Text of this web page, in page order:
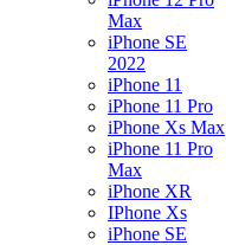
Max
iPhone SE
2022
iPhone 11
iPhone 11 Pro
iPhone Xs Max
iPhone 11 Pro
Max
iPhone XR
IPhone Xs
iPhone SE